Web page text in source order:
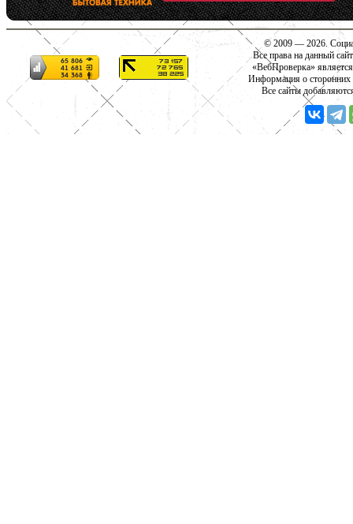
© 2009 — 2026.
Все права на данный
«ВебПроверка»
Информация о сторонних
Все сайты